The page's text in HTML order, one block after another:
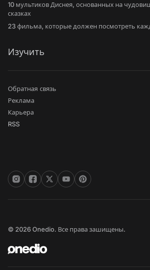
10 мультиков Диснея, основанных на
сказках
23 фильма, которые должен посмотреть
Изучить
Обратная связь
Реклама
Карьера
RSS
© 2026 Onedio. Все права зашищены.